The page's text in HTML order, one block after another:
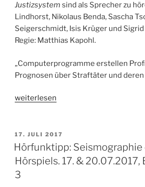
Justizsystem sind als Sprecher zu
Lindhorst, Nikolaus Benda, Sascha
Seigerschmidt, Isis Krüger und
Regie: Matthias Kapohl.
„Computerprogramme erstellen
Prognosen über Straftäter und deren
„Feature:
Algorithmen
erobern
das
Justizsystem.
weiterlesen
VERÖFFENTLICHT
AM
17. JULI 2017
Hörfunktipp: Seismographie
Hörspiels. 17. & 20.07.2017,
3